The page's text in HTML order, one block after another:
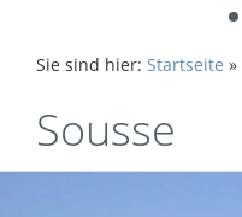
Sie sind hier: Startseite »
Sousse